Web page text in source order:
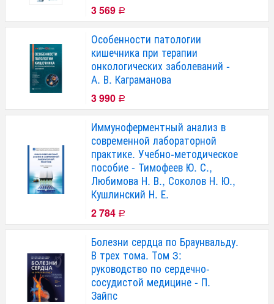
3 569 Р
Особенности патологии
кишечника при терапии
онкологических заболеваний -
А. В. Каграманова
3 990 Р
Иммуноферментный анализ в
современной лабораторной
практике. Учебно-методическое
пособие - Тимофеев Ю. С.,
Любимова Н. В., Соколов Н. Ю.,
Кушлинский Н. Е.
2 784 Р
Болезни сердца по Браунвальду.
В трех тома. Том 3:
руководство по сердечно-
сосудистой медицине - П.
Зайпс